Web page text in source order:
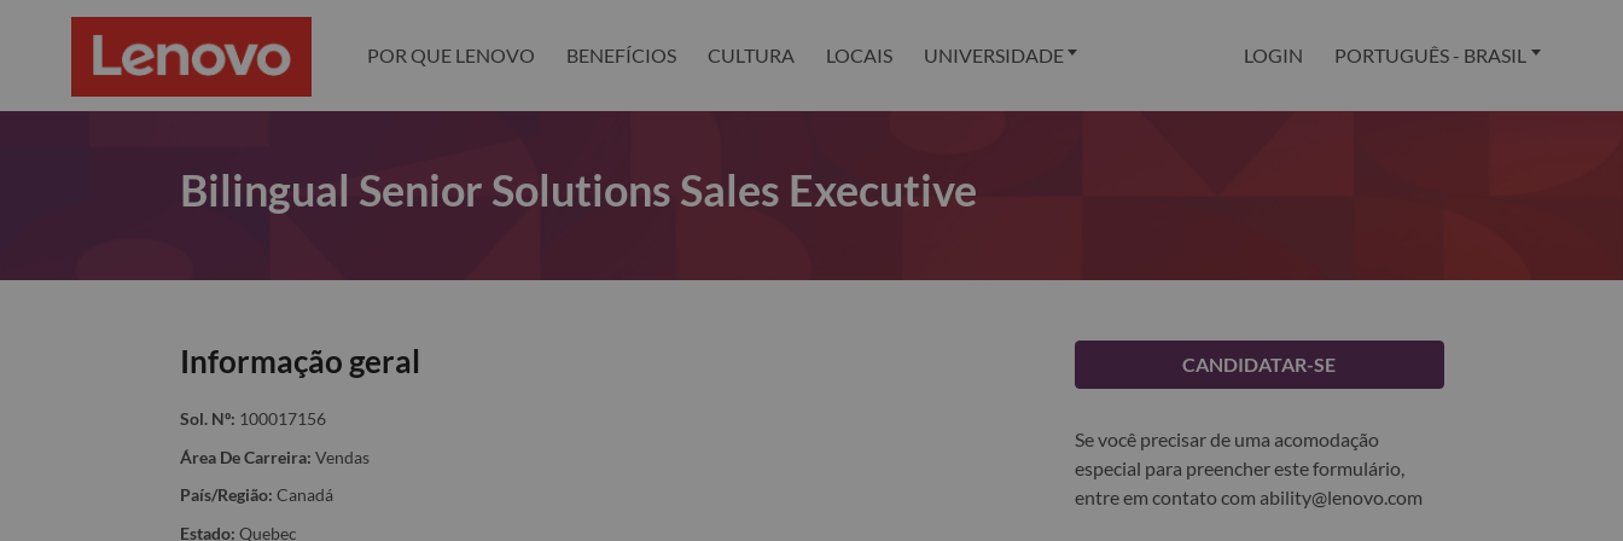
POR QUE LENOVO BENEFÍCIOS CULTURA LOCAIS UNIVERSIDADE LOGIN PORTUGUÊS - BRASIL
Bilingual Senior Solutions Sales Executive
Informação geral
Sol. Nº: 100017156
Área De Carreira: Vendas
País/Região: Canadá
Estado: Quebec
CANDIDATAR-SE
Se você precisar de uma acomodação
especial para preencher este formulário,
entre em contato com ability@lenovo.com